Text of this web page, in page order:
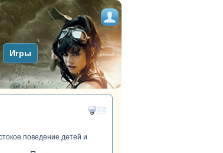
Игры
поведение детей и